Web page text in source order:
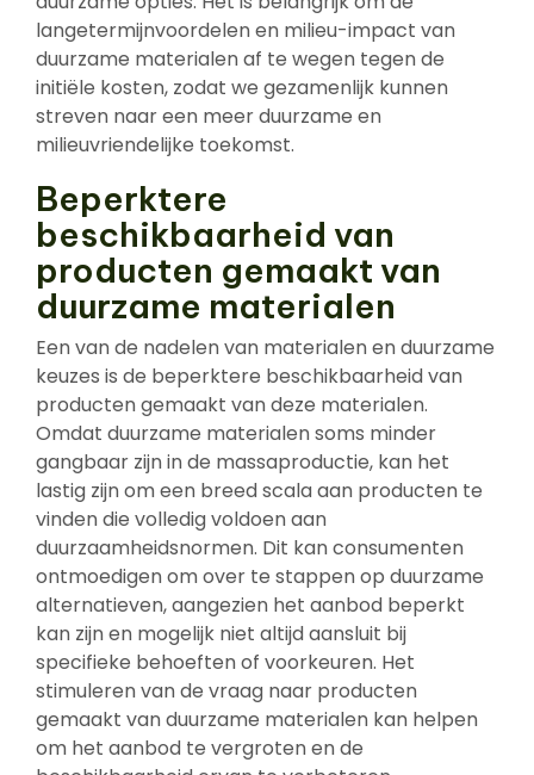
langetermijnvoordelen en milieu-impact van
duurzame materialen af te wegen tegen de
initiële kosten, zodat we gezamenlijk kunnen
streven naar een meer duurzame en
milieuvriendelijke toekomst.
Beperktere
beschikbaarheid van
producten gemaakt van
duurzame materialen
Een van de nadelen van materialen en duurzame
keuzes is de beperktere beschikbaarheid van
producten gemaakt van deze materialen.
Omdat duurzame materialen soms minder
gangbaar zijn in de massaproductie, kan het
lastig zijn om een breed scala aan producten te
vinden die volledig voldoen aan
duurzaamheidsnormen. Dit kan consumenten
ontmoedigen om over te stappen op duurzame
alternatieven, aangezien het aanbod beperkt
kan zijn en mogelijk niet altijd aansluit bij
specifieke behoeften of voorkeuren. Het
stimuleren van de vraag naar producten
gemaakt van duurzame materialen kan helpen
om het aanbod te vergroten en de